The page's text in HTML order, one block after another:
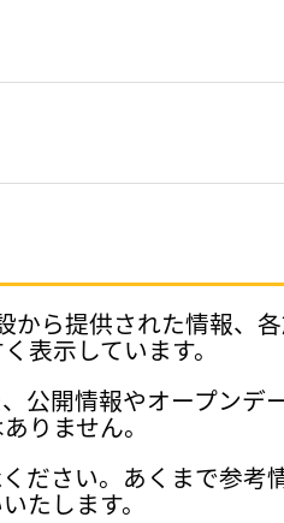
から提供された情報、
表示しています。
公開情報やオープンデ
りません。
ださい。あくまで参考
たします。